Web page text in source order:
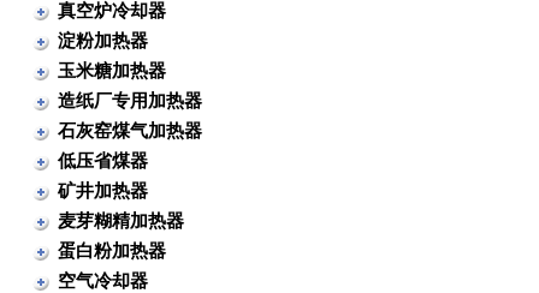
真空炉冷却器
淀粉加热器
玉米糖加热器
造纸厂专用加热器
石灰窑煤气加热器
低压省煤器
矿井加热器
麦芽糊精加热器
蛋白粉加热器
空气冷却器